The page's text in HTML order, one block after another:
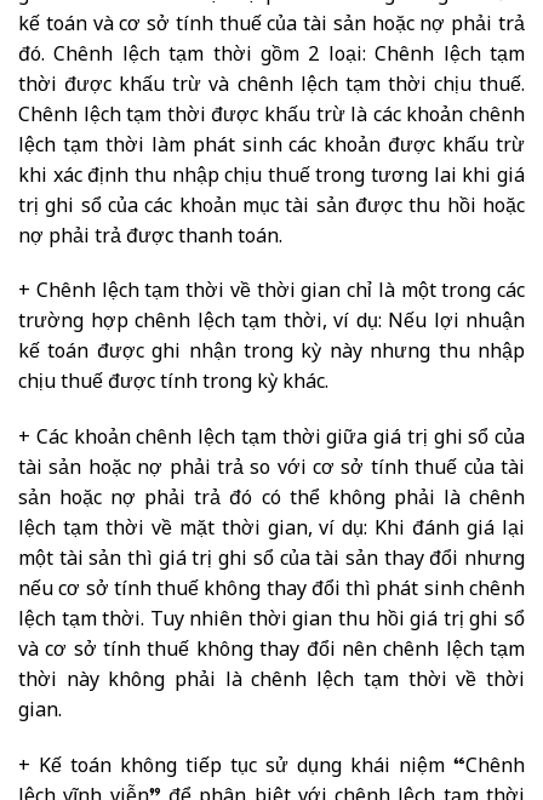
kế toán và cơ sở tính thuế của tài sản hoặc nợ phải trả
đó. Chênh lệch tạm thời gồm 2 loại: Chênh lệch tạm
thời được khấu trừ và chênh lệch tạm thời chịu thuế.
Chênh lệch tạm thời được khấu trừ là các khoản chênh
lệch tạm thời làm phát sinh các khoản được khấu trừ
khi xác định thu nhập chịu thuế trong tương lai khi giá
trị ghi sổ của các khoản mục tài sản được thu hồi hoặc
nợ phải trả được thanh toán.
+ Chênh lệch tạm thời về thời gian chỉ là một trong các
trường hợp chênh lệch tạm thời, ví dụ: Nếu lợi nhuận
kế toán được ghi nhận trong kỳ này nhưng thu nhập
chịu thuế được tính trong kỳ khác.
+ Các khoản chênh lệch tạm thời giữa giá trị ghi sổ của
tài sản hoặc nợ phải trả so với cơ sở tính thuế của tài
sản hoặc nợ phải trả đó có thể không phải là chênh
lệch tạm thời về mặt thời gian, ví dụ: Khi đánh giá lại
một tài sản thì giá trị ghi sổ của tài sản thay đổi nhưng
nếu cơ sở tính thuế không thay đổi thì phát sinh chênh
lệch tạm thời. Tuy nhiên thời gian thu hồi giá trị ghi sổ
và cơ sở tính thuế không thay đổi nên chênh lệch tạm
thời này không phải là chênh lệch tạm thời về thời
gian.
+ Kế toán không tiếp tục sử dụng khái niệm “Chênh